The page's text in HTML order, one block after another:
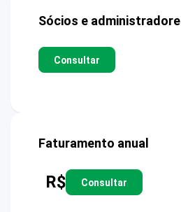
Sócios e
Consultar
Faturamento anual
R$ Consultar